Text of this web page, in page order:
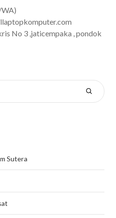
No 3 ,jaticempaka , pondok
Sutera